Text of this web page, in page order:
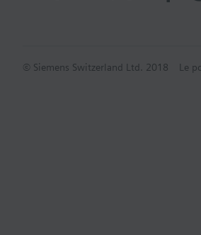
© Siemens Switzerland Ltd. 2018 Le